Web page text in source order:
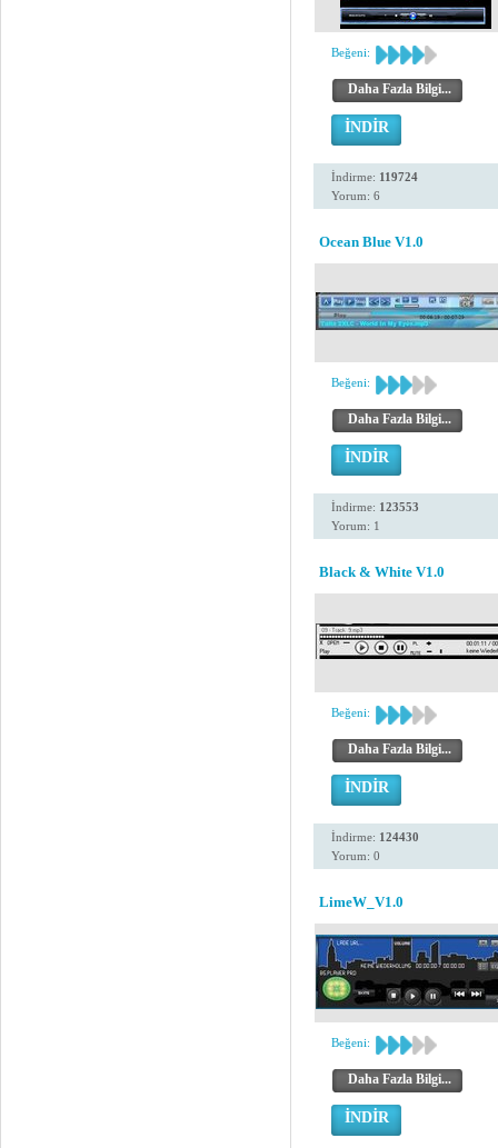
Beğeni:
Daha Fazla Bilgi...
İNDİR
İndirme: 119724
Yorum: 6
Ocean Blue V1.0
Beğeni:
Daha Fazla Bilgi...
İNDİR
İndirme: 123553
Yorum: 1
Black & White V1.0
Beğeni:
Daha Fazla Bilgi...
İNDİR
İndirme: 124430
Yorum: 0
LimeW_V1.0
Beğeni:
Daha Fazla Bilgi...
İNDİR